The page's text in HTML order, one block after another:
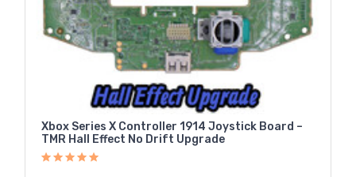
Xbox Series X Controller 1914 Joystick Board –
TMR Hall Effect No Drift Upgrade